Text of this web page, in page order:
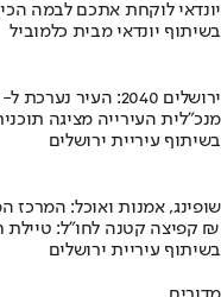
יונדאי לוקחת אתכם לבמה
בשיתוף יונדאי מבית כלמוביל
ירושלים 2040: העיר נערכת ל- 1.5 מליון תושבים
מנכ"לית העירייה מציגה
בשיתוף עיריית ירושלים
שופינג, אמנות ואוכל:
קפיצה קטנה לחו"ל: טיילת חדשה, מיצגי אמנות, וכיכרות משופצות בהשקעה של 100 מיליון ₪
בשיתוף עיריית ירושלים